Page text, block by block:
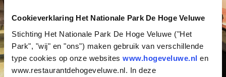
Cookieverklaring Het Nationale Park De Hoge Veluwe
Stichting Het Nationale Park De Hoge Veluwe ("Het
Park", "wij" en "ons") maken gebruik van verschillende
type cookies op onze websites www.hogeveluwe.nl en
www.restaurantdehogeveluwe.nl. In deze